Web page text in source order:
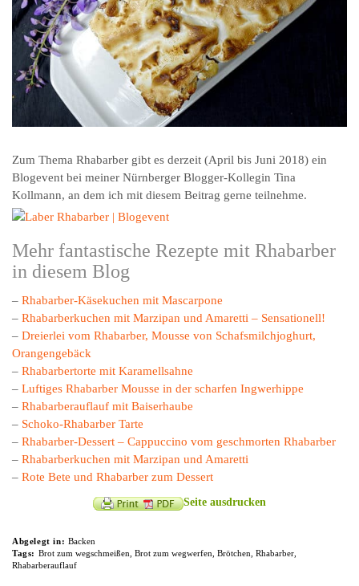
Zum Thema Rhabarber gibt es derzeit (April bis Juni 2018) ein
Blogevent bei meiner Nürnberger Blogger-Kollegin Tina
Kollmann, an dem ich mit diesem Beitrag gerne teilnehme.
Mehr fantastische Rezepte mit Rhabarber
in diesem Blog
– Rhabarber-Käsekuchen mit Mascarpone
– Rhabarberkuchen mit Marzipan und Amaretti – Sensationell!
– Dreierlei vom Rhabarber, Mousse von Schafsmilchjoghurt,
Orangengebäck
– Rhabarbertorte mit Karamellsahne
– Luftiges Rhabarber Mousse in der scharfen Ingwerhippe
– Rhabarberauflauf mit Baiserhaube
– Schoko-Rhabarber Tarte
– Rhabarber-Dessert – Cappuccino vom geschmorten Rhabarber
– Rhabarberkuchen mit Marzipan und Amaretti
– Rote Bete und Rhabarber zum Dessert
Seite ausdrucken
Abgelegt in: Backen
Tags: Brot zum wegschmeißen Brot zum wegwerfen Brötchen Rhabarber,
Rhabarberauflauf